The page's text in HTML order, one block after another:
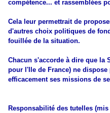
compétence... et rassemblées
Cela leur permettrait de
d'autres choix politiques de
fouillée de la situation.
Chacun s'accorde à dire que la
pour l'Ile de France) ne
efficacement ses missions de
Responsabilité des tutelles